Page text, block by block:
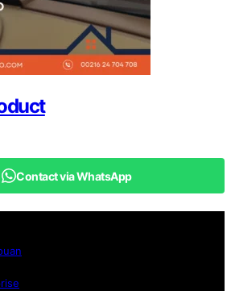
Contact via WhatsApp